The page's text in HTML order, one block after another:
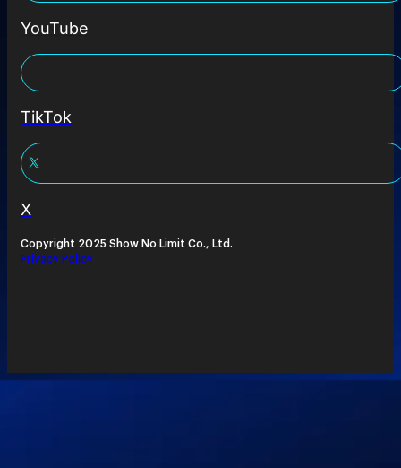
YouTube
TikTok
X
Copyright 2025 Show No Limit Co., Ltd.
Privacy Policy